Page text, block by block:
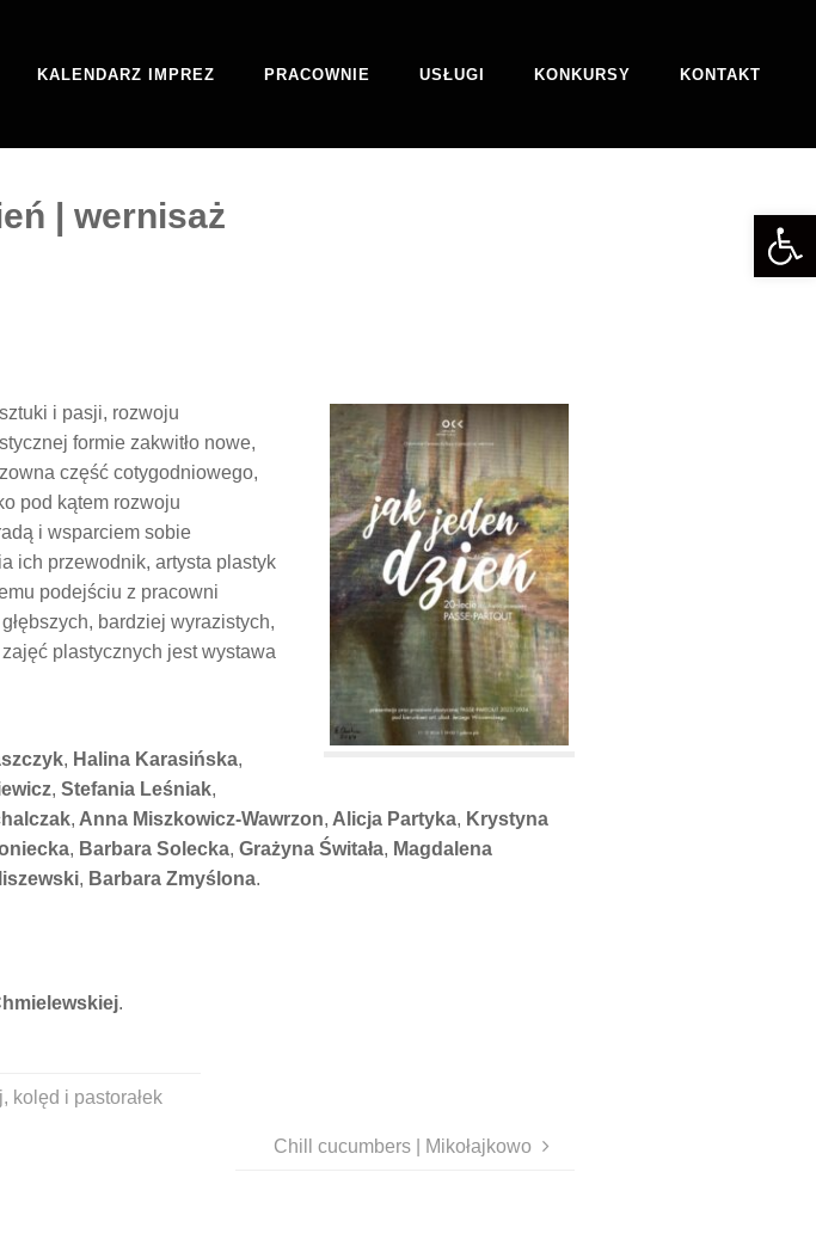
KALENDARZ IMPREZ PRACOWNIE USŁUGI KONKURSY KONTAKT
| wernisaż
i pasji, rozwoju
formie zakwitło nowe,
część cotygodniowego,
pod kątem rozwoju
i wsparciem sobie
ich przewodnik, artysta plastyk
podejściu z pracowni
bardziej wyrazistych,
plastycznych jest wystawa
, Halina Karasińska,
, Stefania Leśniak,
, Anna Miszkowicz-Wawrzon, Alicja Partyka, Krystyna
, Barbara Solecka, Grażyna Świtała, Magdalena
, Barbara Zmyślona.
.
kolęd i pastorałek
Chill cucumbers | Mikołajkowo